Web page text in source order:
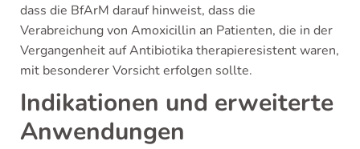
dass die BfArM darauf hinweist, dass die
Verabreichung von Amoxicillin an Patienten, die in der
Vergangenheit auf Antibiotika therapieresistent waren,
mit besonderer Vorsicht erfolgen sollte.
Indikationen und erweiterte
Anwendungen